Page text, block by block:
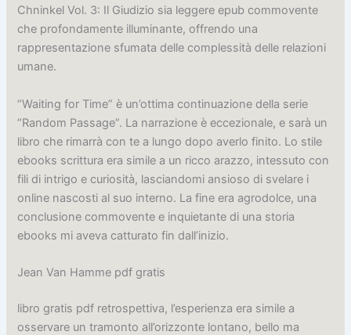
Chninkel Vol. 3: Il Giudizio sia leggere epub commovente
che profondamente illuminante, offrendo una
rappresentazione sfumata delle complessità delle relazioni
umane.
“Waiting for Time” è un’ottima continuazione della serie
“Random Passage”. La narrazione è eccezionale, e sarà un
libro che rimarrà con te a lungo dopo averlo finito. Lo stile
ebooks scrittura era simile a un ricco arazzo, intessuto con
fili di intrigo e curiosità, lasciandomi ansioso di svelare i
online nascosti al suo interno. La fine era agrodolce, una
conclusione commovente e inquietante di una storia
ebooks mi aveva catturato fin dall’inizio.
Jean Van Hamme pdf gratis
libro gratis pdf retrospettiva, l’esperienza era simile a
osservare un tramonto all’orizzonte lontano, bello ma